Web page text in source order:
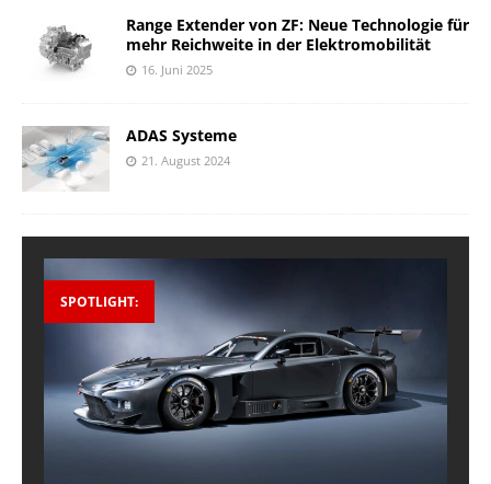
Range Extender von ZF: Neue Technologie für
mehr Reichweite in der Elektromobilität
16. Juni 2025
ADAS Systeme
21. August 2024
SPOTLIGHT: